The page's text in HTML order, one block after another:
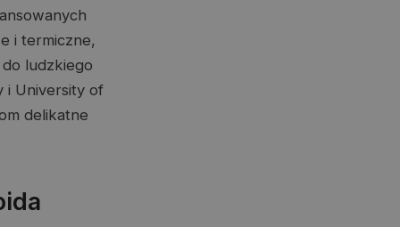
i termiczne,
ludzkiego
i University of
delikatne